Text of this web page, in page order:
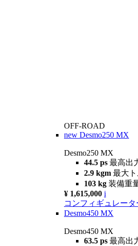
OFF-ROAD
new Desmo250 MX
Desmo250 MX
44.5 ps 最高出
2.9 kgm 最大ト
103 kg 装備重
¥ 1,615,000 i
コンフィギュレータ
Desmo450 MX
Desmo450 MX
63.5 ps 最高出